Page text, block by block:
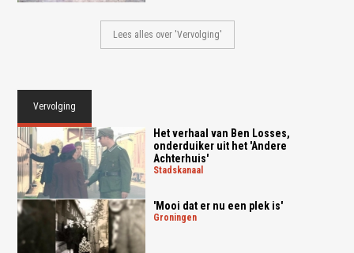
Lees alles over 'Vervolging'
Vervolging
Het verhaal van Ben Losses,
onderduiker uit het 'Andere
Achterhuis'
stadskanaal
'Mooi dat er nu een plek is'
groningen